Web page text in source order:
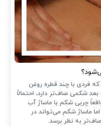
که فردی با چند قطره روغن
شکمی صاف‌تر دارد، احتمالاً
چربی شکم با ماساژ آب
ماساژ شکم می‌تواند در
به نظر برسد.